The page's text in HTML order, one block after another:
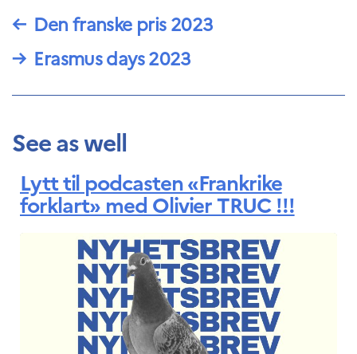
← Den franske pris 2023
→ Erasmus days 2023
See as well
Lytt til podcasten «Frankrike
forklart» med Olivier TRUC !!!